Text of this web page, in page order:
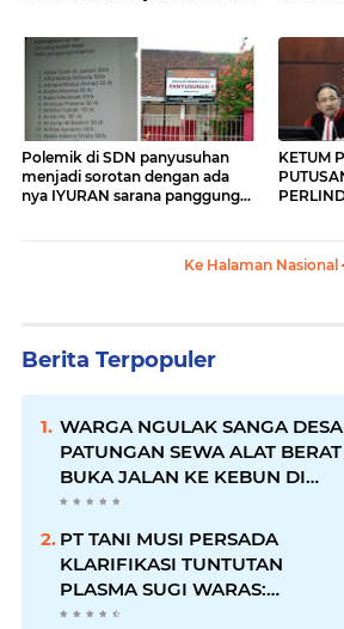
parah dan Amburadul.
Polemik di SDN panyusuhan
menjadi sorotan dengan ada
nya IYURAN sarana panggung
KETUM
Ke Halaman Nasional
Berita Terpopuler
WARGA NGULAK SANGA DESA
PATUNGAN SEWA ALAT BERAT
BUKA JALAN KE KEBUN DI
KELURAHAN NGULAK
PT TANI MUSI PERSADA
KLARIFIKASI TUNTUTAN
PLASMA SUGI WARAS:
KEWAJIBAN TELAH DIPENUHI,